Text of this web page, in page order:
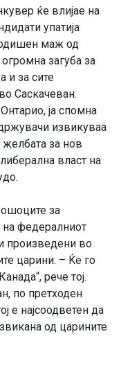
ќе влијае на
упатија
маж од
загуба за
и за сите
Саскачеван.
ја спомна
извикуваа
желбата за нов
власт на
за
федералниот
произведени во
царини. – Ќе го
рече тој.
по претходен
е најсоодветен да
од царините